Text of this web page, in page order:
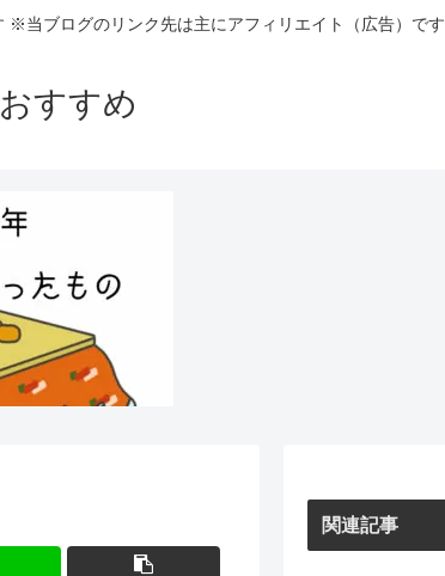
当ブログのリンク先は主にアフィリエイト（広告）です
すすめ
関連記事